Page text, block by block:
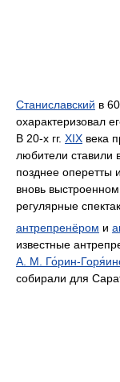
Станиславский в
охарактеризовал
В 20-х гг. XIX века
любители ставили
позднее оперетты
вновь
регулярные
антрепренёром и
известные
А. М. Го́рин-
собирали для